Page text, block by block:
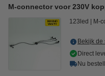
M-connector voor 230V
123led M-
Bekijk
Direct
Nu